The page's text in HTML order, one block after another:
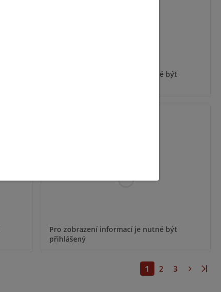
Pro zobrazení informací je nutné být
Pro zobrazení informací je nutné být
přihlášený
1 2 3